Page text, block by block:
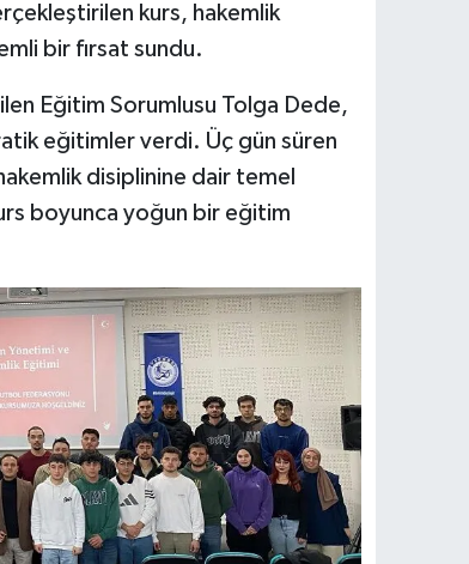
kurs, hakemlik
bir fırsat sundu.
Eğitim Sorumlusu Tolga Dede,
eğitimler verdi. Üç gün süren
disiplinine dair temel
boyunca yoğun bir eğitim